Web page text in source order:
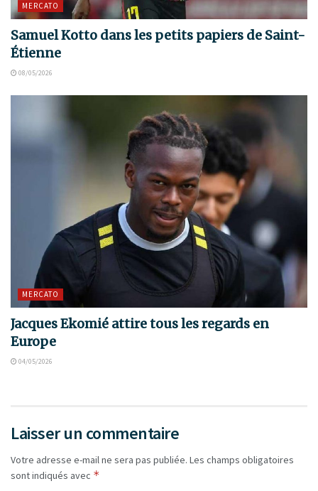
MERCATO
Samuel Kotto dans les petits papiers de Saint-
Étienne
08/05/2026
MERCATO
Jacques Ekomié attire tous les regards en
Europe
04/05/2026
Laisser un commentaire
Votre adresse e-mail ne sera pas publiée. Les champs obligatoires
sont indiqués avec *